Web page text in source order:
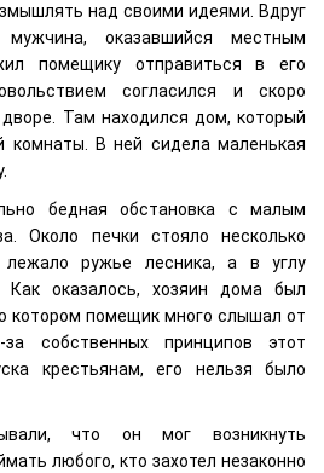
над своими идеями. Вдруг
оказавшийся местным
помещику отправиться в его
согласился и скоро
Там находился дом, который
комнаты. В ней сидела маленькая
бедная обстановка с малым
Около печки стояло несколько
лежало ружье лесника, а в углу
Как оказалось, хозяин дома был
котором помещик много слышал от
собственных принципов этот
крестьянам, его нельзя было
что он мог возникнуть
любого, кто захотел незаконно